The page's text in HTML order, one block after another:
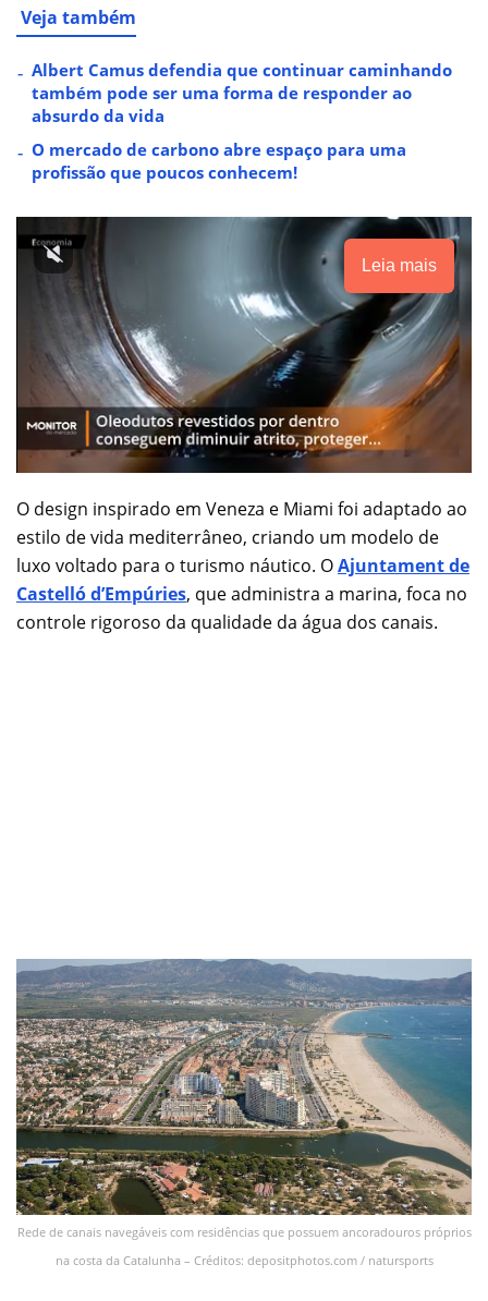
Veja também
Albert Camus defendia que continuar caminhando
também pode ser uma forma de responder ao
absurdo da vida
O mercado de carbono abre espaço para uma
profissão que poucos conhecem!
Leia mais
O design inspirado em Veneza e Miami foi adaptado ao
estilo de vida mediterrâneo, criando um modelo de
luxo voltado para o turismo náutico. OAjuntament de
Castelló d’Empúries, que administra a marina, foca no
controle rigoroso da qualidade da água dos canais.
Rede de canais navegáveis com residências que possuem ancoradouros próprios
na costa da Catalunha – Créditos: depositphotos.com / natursports